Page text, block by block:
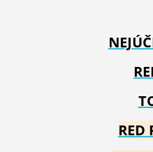
RED